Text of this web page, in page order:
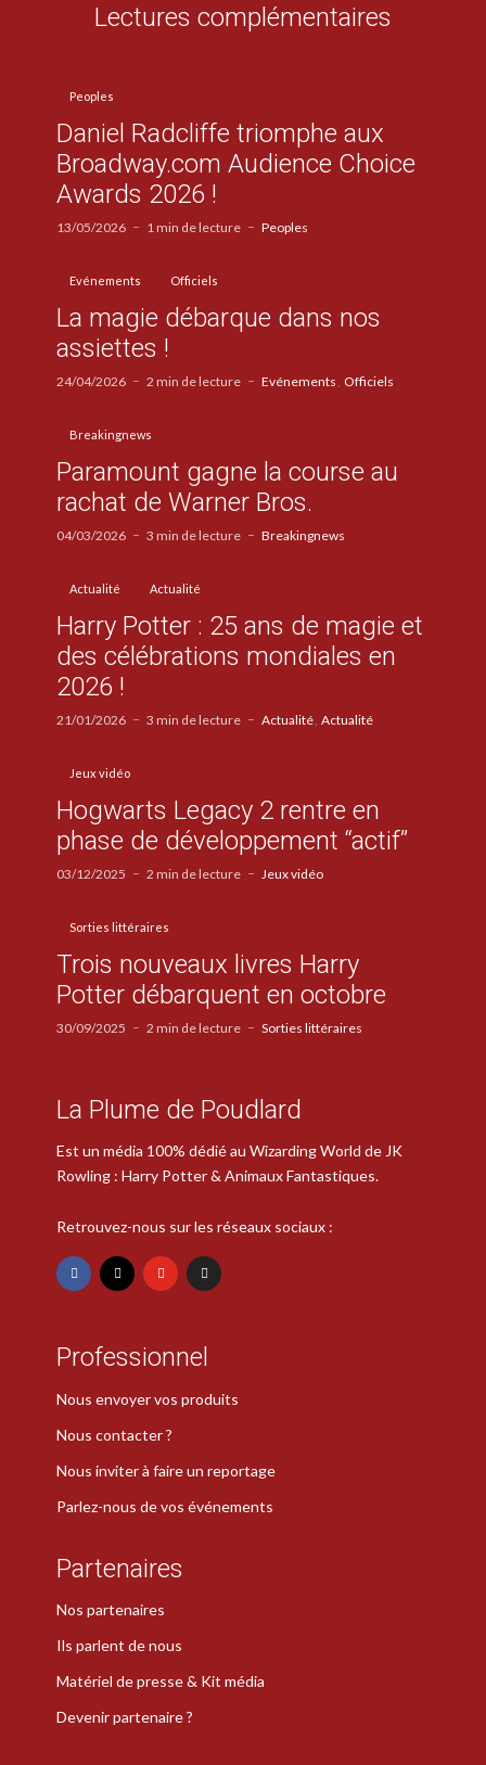
Lectures complémentaires
Peoples
Daniel Radcliffe triomphe aux
Broadway.com Audience Choice
Awards 2026 !
13/05/2026 1 min de lecture Peoples
Evénements Officiels
La magie débarque dans nos
assiettes !
24/04/2026 2 min de lecture Evénements Officiels
Breakingnews
Paramount gagne la course au
rachat de Warner Bros.
04/03/2026 3 min de lecture Breakingnews
Actualité Actualité
Harry Potter : 25 ans de magie et
des célébrations mondiales en
2026 !
21/01/2026 3 min de lecture Actualité Actualité
Jeux vidéo
Hogwarts Legacy 2 rentre en
phase de développement “actif”
03/12/2025 2 min de lecture Jeux vidéo
Sorties littéraires
Trois nouveaux livres Harry
Potter débarquent en octobre
30/09/2025 2 min de lecture Sorties littéraires
La Plume de Poudlard
Est un média 100% dédié au Wizarding World de JK
Rowling : Harry Potter & Animaux Fantastiques.
Retrouvez-nous sur les réseaux sociaux :
Professionnel
Nous envoyer vos produits
Nous contacter ?
Nous inviter à faire un reportage
Parlez-nous de vos événements
Partenaires
Nos partenaires
Ils parlent de nous
Matériel de presse & Kit média
Devenir partenaire ?